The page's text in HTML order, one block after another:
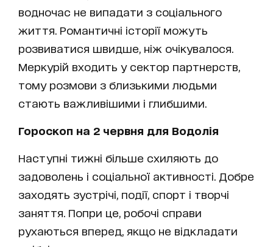
водночас не випадати з соціального
життя. Романтичні історії можуть
розвиватися швидше, ніж очікувалося.
Меркурій входить у сектор партнерств,
тому розмови з близькими людьми
стають важливішими і глибшими.
Гороскоп на 2 червня для Водолія
Наступні тижні більше схиляють до
задоволень і соціальної активності. Добре
заходять зустрічі, події, спорт і творчі
заняття. Попри це, робочі справи
рухаються вперед, якщо не відкладати